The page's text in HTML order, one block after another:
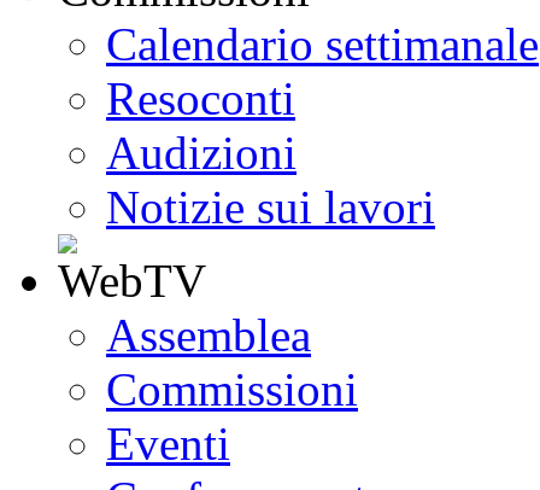
Calendario settimanale
Resoconti
Audizioni
Notizie sui lavori
Assemblea
Commissioni
Eventi